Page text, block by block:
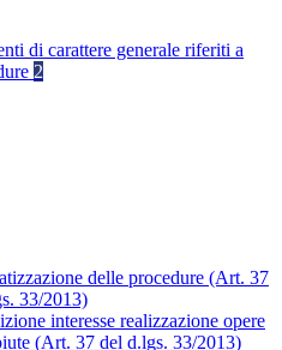
di carattere generale riferiti a
2
delle procedure (Art. 37
33/2013)
interesse realizzazione opere
(Art. 37 del d.lgs. 33/2013)